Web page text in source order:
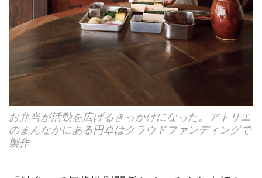
お弁当が活動を広げるきっかけになった。アトリエ
のまんなかにある円卓はクラウドファンディングで
製作